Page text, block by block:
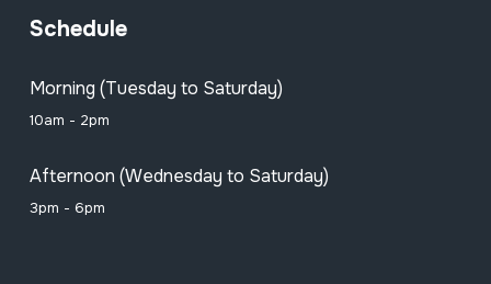
Schedule
Morning (Tuesday to Saturday)
10am - 2pm
Afternoon (Wednesday to Saturday)
3pm - 6pm